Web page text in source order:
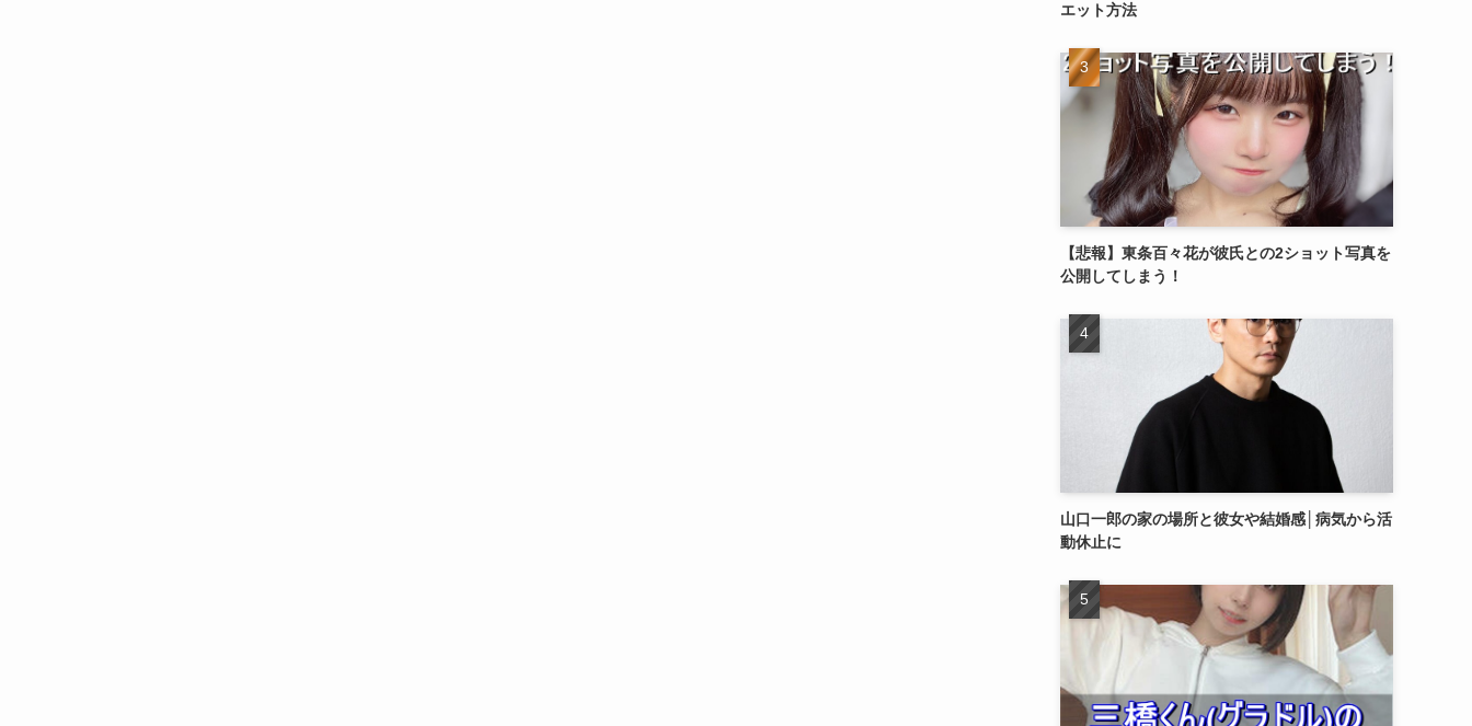
エット方法
【悲報】東条百々花が彼氏との2ショット写真を
公開してしまう！
山口一郎の家の場所と彼女や結婚感│病気から活
動休止に